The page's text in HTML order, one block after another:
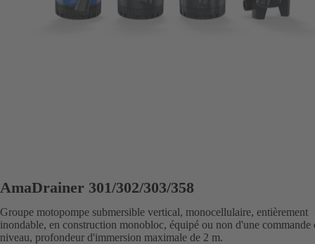
AmaDrainer 301/302/303/358
Groupe motopompe submersible vertical, monocellulaire, entièrement
inondable, en construction monobloc, équipé ou non d'une commande
niveau, profondeur d'immersion maximale de 2 m.